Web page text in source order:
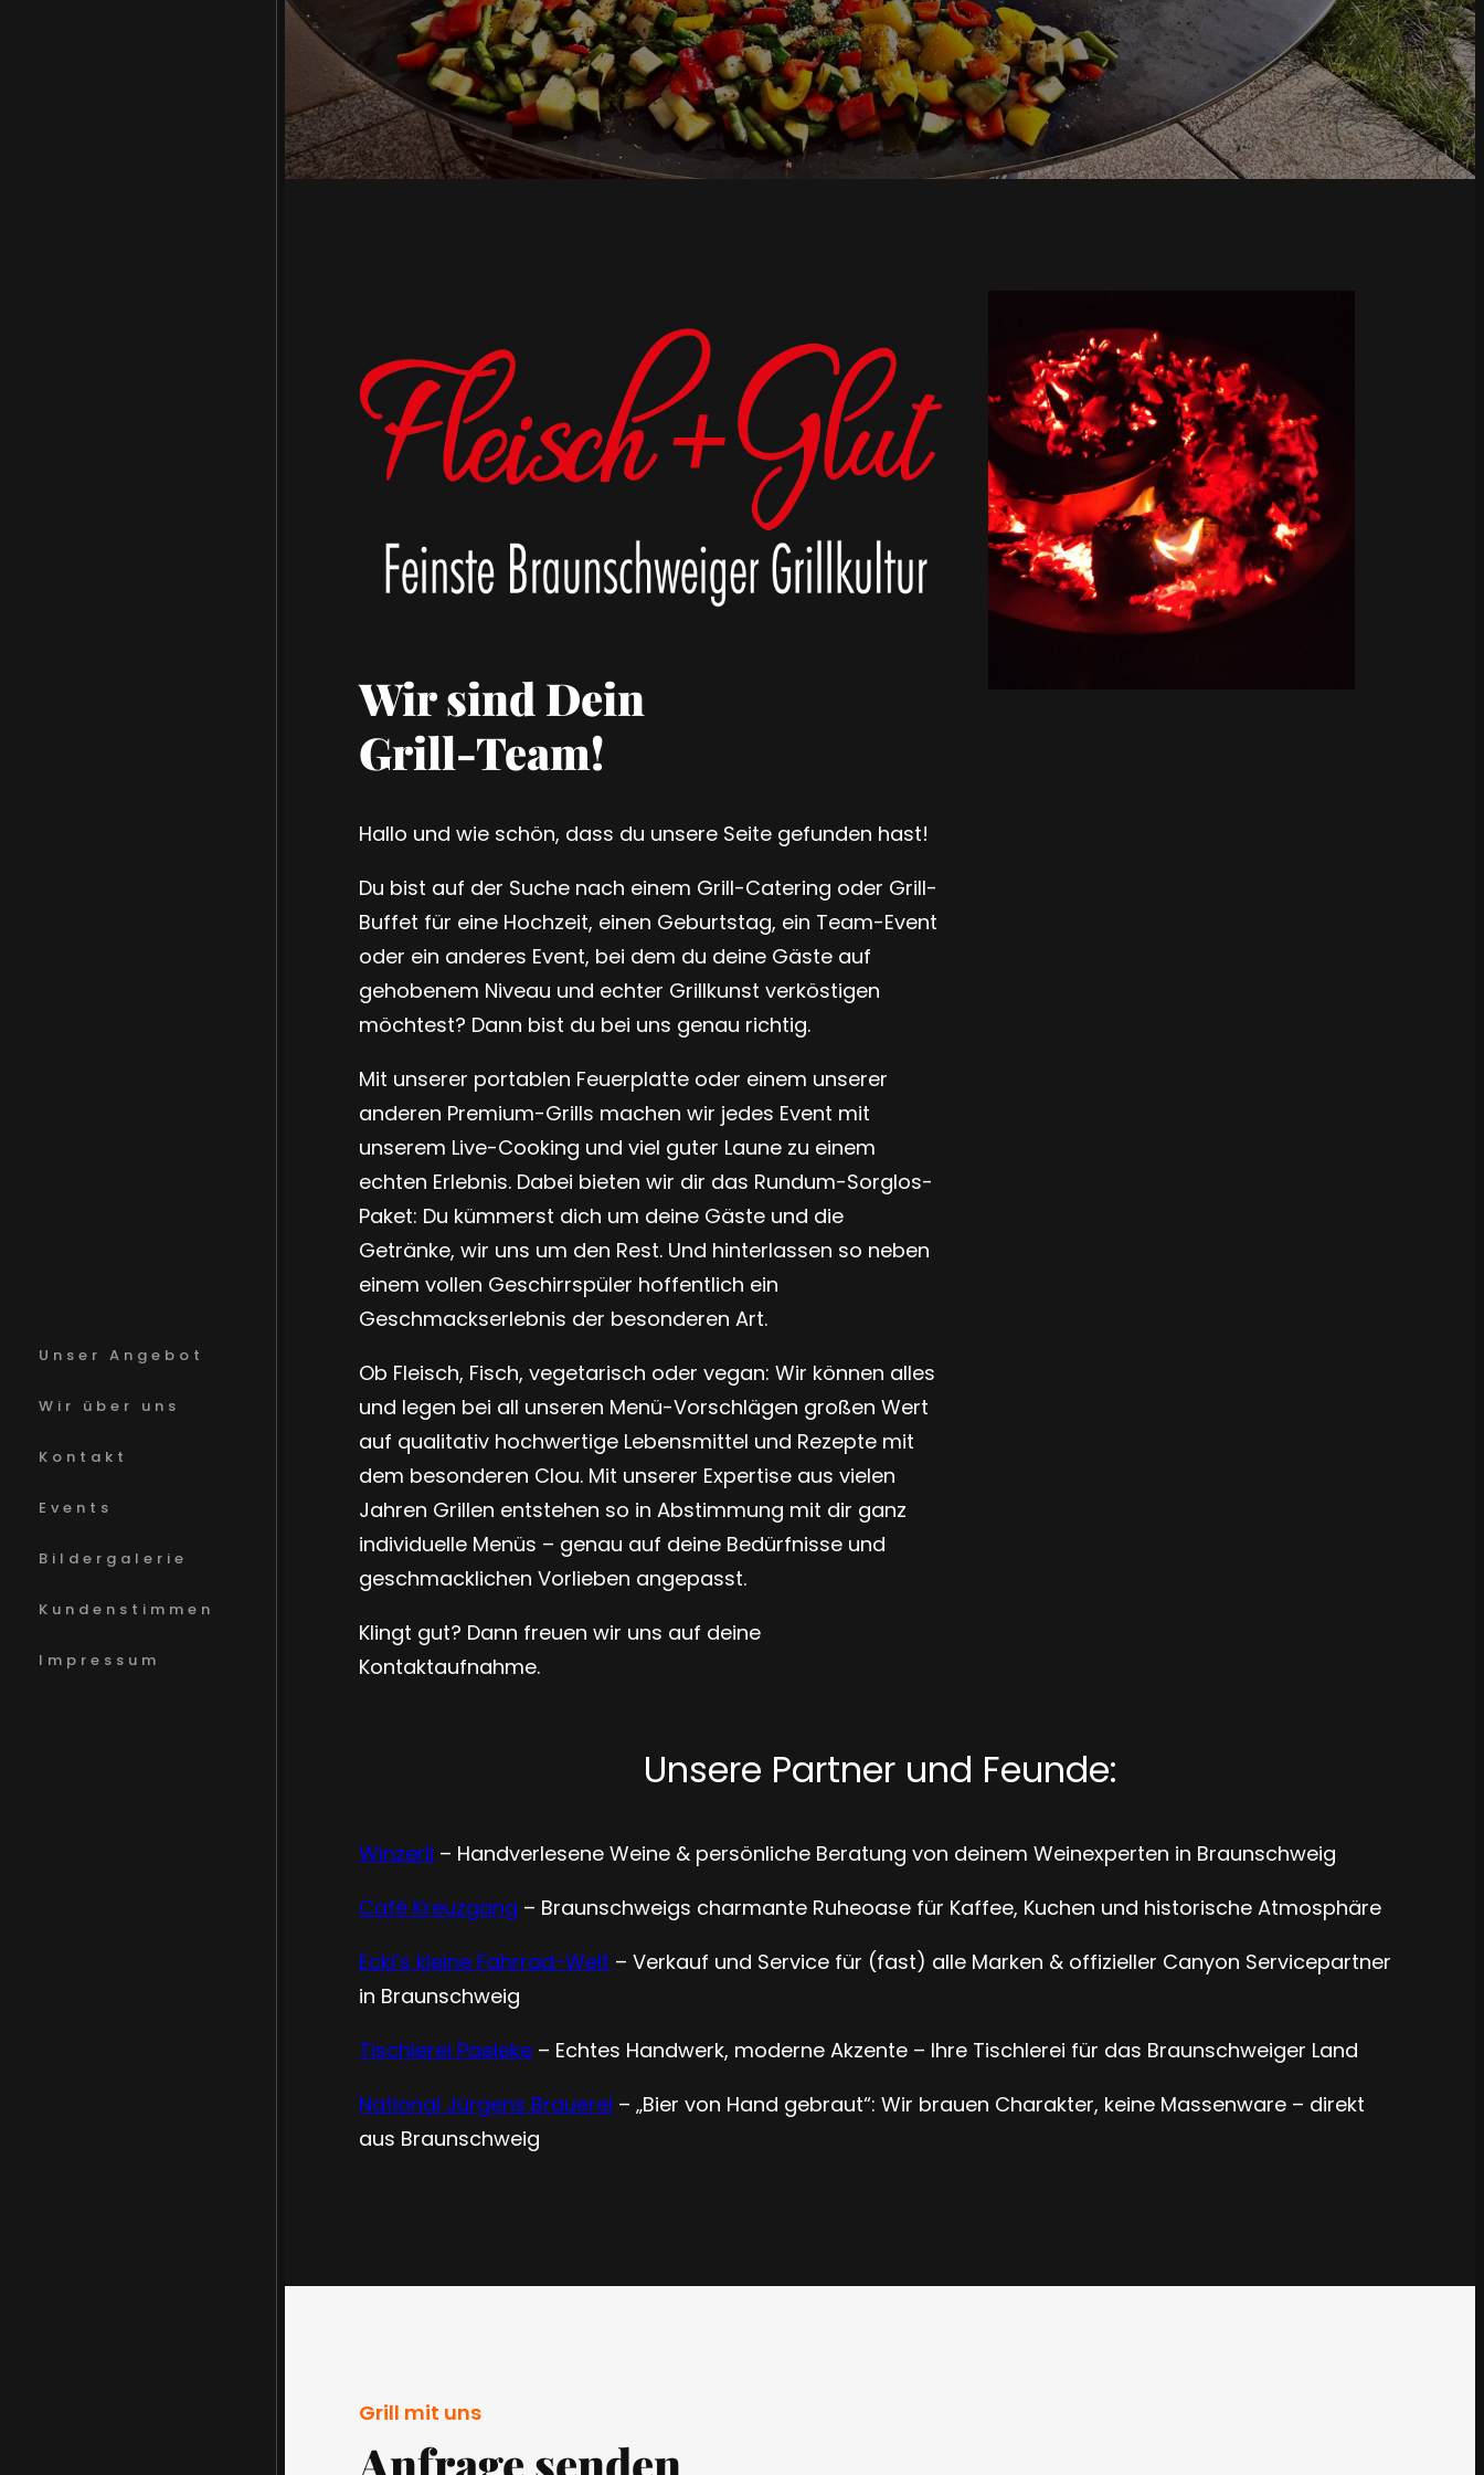
Unser Angebot
Wir über uns
Kontakt
Events
Bildergalerie
Kundenstimmen
Impressum
Wir sind Dein
Grill-Team!
Hallo und wie schön, dass du unsere Seite gefunden hast!
Du bist auf der Suche nach einem Grill-Catering oder Grill-
Buffet für eine Hochzeit, einen Geburtstag, ein Team-Event
oder ein anderes Event, bei dem du deine Gäste auf
gehobenem Niveau und echter Grillkunst verköstigen
möchtest? Dann bist du bei uns genau richtig.
Mit unserer portablen Feuerplatte oder einem unserer
anderen Premium-Grills machen wir jedes Event mit
unserem Live-Cooking und viel guter Laune zu einem
echten Erlebnis. Dabei bieten wir dir das Rundum-Sorglos-
Paket: Du kümmerst dich um deine Gäste und die
Getränke, wir uns um den Rest. Und hinterlassen so neben
einem vollen Geschirrspüler hoffentlich ein
Geschmackserlebnis der besonderen Art.
Ob Fleisch, Fisch, vegetarisch oder vegan: Wir können alles
und legen bei all unseren Menü-Vorschlägen großen Wert
auf qualitativ hochwertige Lebensmittel und Rezepte mit
dem besonderen Clou. Mit unserer Expertise aus vielen
Jahren Grillen entstehen so in Abstimmung mit dir ganz
individuelle Menüs – genau auf deine Bedürfnisse und
geschmacklichen Vorlieben angepasst.
Klingt gut? Dann freuen wir uns auf deine
Kontaktaufnahme.
Unsere Partner und Feunde:
Winzerli – Handverlesene Weine & persönliche Beratung von deinem Weinexperten in Braunschweig
Café Kreuzgang – Braunschweigs charmante Ruheoase für Kaffee, Kuchen und historische Atmosphäre
Ecki’s kleine Fahrrad-Welt – Verkauf und Service für (fast) alle Marken & offizieller Canyon Servicepartner
in Braunschweig
Tischlerei Paeleke – Echtes Handwerk, moderne Akzente – Ihre Tischlerei für das Braunschweiger Land
National Jürgens Brauerei – „Bier von Hand gebraut“: Wir brauen Charakter, keine Massenware – direkt
aus Braunschweig
Grill mit uns